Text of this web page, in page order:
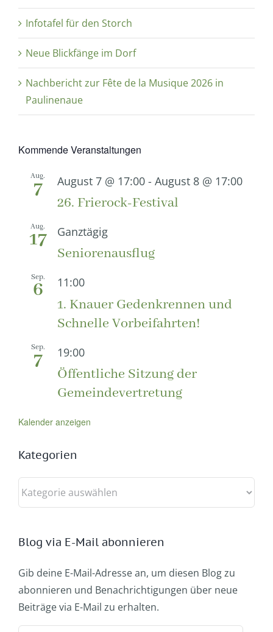
Infotafel für den Storch
Neue Blickfänge im Dorf
Nachbericht zur Fête de la Musique 2026 in
Paulinenaue
Kommende Veranstaltungen
Aug.
7 August 7 @ 17:00 - August 8 @ 17:00
26. Frierock-Festival
Aug.
17 Ganztägig
Seniorenausflug
Sep.
6 11:00
1. Knauer Gedenkrennen und
Schnelle Vorbeifahrten!
Sep.
7 19:00
Öffentliche Sitzung der
Gemeindevertretung
Kalender anzeigen
Kategorien
Kategorien
Blog via E-Mail abonnieren
Gib deine E-Mail-Adresse an, um diesen Blog zu
abonnieren und Benachrichtigungen über neue
Beiträge via E-Mail zu erhalten.